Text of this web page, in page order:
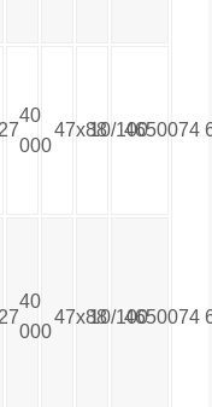
40
000
47х8810/1004650074
40
000
47х8810/1004650074